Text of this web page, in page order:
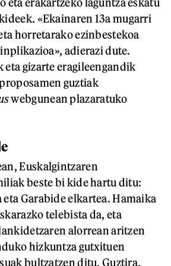
«Ekainaren 13a mugarri
horretarako ezinbestekoa
adierazi dute.
gizarte eragileengandik
guztiak
webgunean plazaratuko
Euskalgintzaren
beste bi kide hartu ditu:
Garabide elkartea. Hamaika
telebista da, eta
alorrean aritzen
hizkuntza gutxituen
bultzatzen ditu. Guztira,